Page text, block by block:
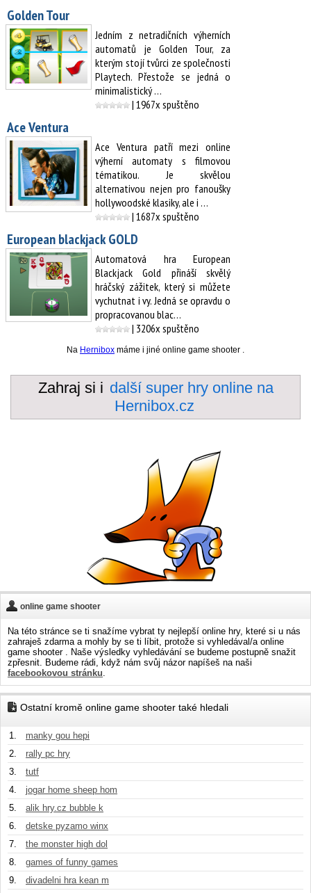
Golden Tour
Jedním z netradičních výherních
automatů je Golden Tour, za
kterým stojí tvůrci ze společnosti
Playtech. Přestože se jedná o
minimalistický …
| 1967x spuštěno
Ace Ventura
Ace Ventura patří mezi online
výherní automaty s filmovou
tématikou. Je skvělou
alternativou nejen pro fanoušky
hollywoodské klasiky, ale i …
| 1687x spuštěno
European blackjack GOLD
Automatová hra European
Blackjack Gold přináší skvělý
hráčský zážitek, který si můžete
vychutnat i vy. Jedná se opravdu o
propracovanou blac…
| 3206x spuštěno
Na Hernibox máme i jiné online game shooter .
Zahraj si i další super hry online na
Hernibox.cz
online game shooter
Na této stránce se ti snažíme vybrat ty nejlepší online hry, které si u nás
zahraješ zdarma a mohly by se ti líbit, protože si vyhledával/a online
game shooter . Naše výsledky vyhledávání se budeme postupně snažit
zpřesnit. Budeme rádi, když nám svůj názor napíšeš na naši
facebookovou stránku.
Ostatní kromě online game shooter také hledali
1.
manky gou hepi
2.
rally pc hry
3. tutf
4.
jogar home sheep hom
5. alik hry.cz bubble k
6. detske pyzamo winx
7. the monster high dol
8. games of funny games
9. divadelni hra kean m